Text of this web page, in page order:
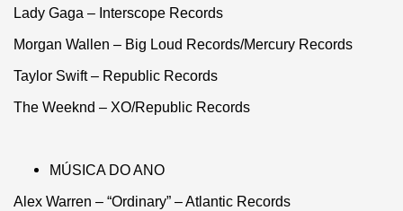
Lady Gaga – Interscope Records
Morgan Wallen – Big Loud Records/Mercury Records
Taylor Swift – Republic Records
The Weeknd – XO/Republic Records
MÚSICA DO ANO
Alex Warren – “Ordinary” – Atlantic Records